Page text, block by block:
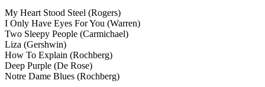
My Heart Stood Steel (Rogers)
I Only Have Eyes For You (Warren)
Two Sleepy People (Carmichael)
Liza (Gershwin)
How To Explain (Rochberg)
Deep Purple (De Rose)
Notre Dame Blues (Rochberg)